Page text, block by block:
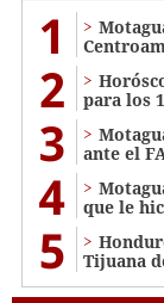
1
2
para los
3
ante el
4
que le
5
Tijuana